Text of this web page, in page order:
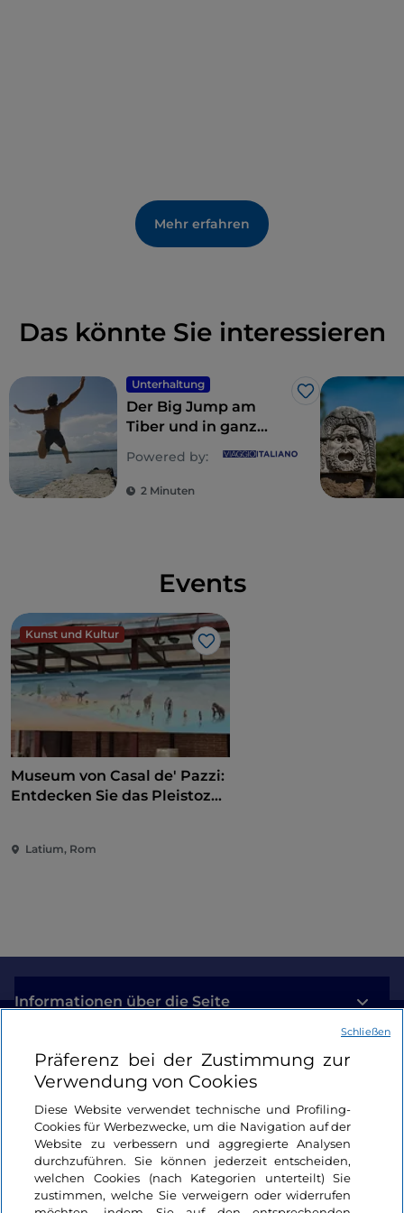
Mehr erfahren
Das könnte Sie interessieren
Unterhaltung
Like
Der Big Jump am
Tiber und in ganz
Powered by:
2 Minuten
Events
Kunst und Kultur
Like
Museum von Casal de' Pazzi:
Entdecken Sie das Pleistozän
Latium, Rom
Informationen über die Seite
Nützliche Links
Login
Bleiben wir in Kontakt
Präferenz bei der Zustimmung zur
Verwendung von Cookies
Diese Website verwendet technische und Profiling-
Cookies für Werbezwecke, um die Navigation auf der
Website zu verbessern und aggregierte Analysen
durchzuführen. Sie können jederzeit entscheiden,
welchen Cookies (nach Kategorien unterteilt) Sie
zustimmen, welche Sie verweigern oder widerrufen
Schließen